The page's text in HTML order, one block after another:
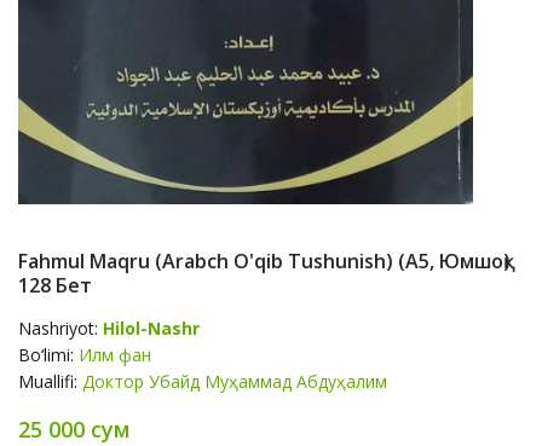
Fahmul Maqru (Arabch O'qib Tushunish) (А5, Юмшоқ)
128 Бет
Nashriyot: Hilol-Nashr
Bo‘limi: Илм фан
Muallifi: Доктор Убайд Муҳаммад Абдуҳалим
25 000 сум